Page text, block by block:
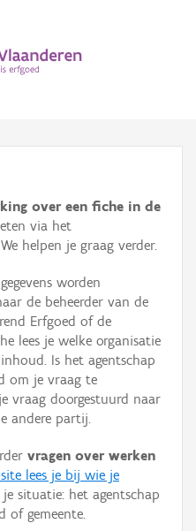
over een fiche in de
via het
helpen je graag verder.
worden
de beheerder van de
Erfgoed of de
lees je welke organisatie
Is het agentschap
om je vraag te
vraag doorgestuurd naar
andere partij.
vragen over werken
lees je bij wie je
situatie: het agentschap
of gemeente.